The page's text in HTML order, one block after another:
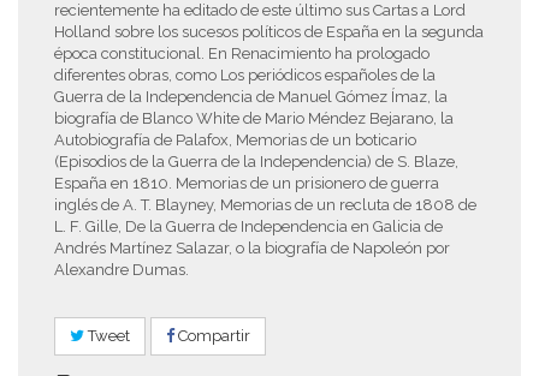
recientemente ha editado de este último sus Cartas a Lord
Holland sobre los sucesos políticos de España en la segunda
época constitucional. En Renacimiento ha prologado
diferentes obras, como Los periódicos españoles de la
Guerra de la Independencia de Manuel Gómez Ímaz, la
biografía de Blanco White de Mario Méndez Bejarano, la
Autobiografía de Palafox, Memorias de un boticario
(Episodios de la Guerra de la Independencia) de S. Blaze,
España en 1810. Memorias de un prisionero de guerra
inglés de A. T. Blayney, Memorias de un recluta de 1808 de
L. F. Gille, De la Guerra de Independencia en Galicia de
Andrés Martínez Salazar, o la biografía de Napoleón por
Alexandre Dumas.
Tweet Compartir